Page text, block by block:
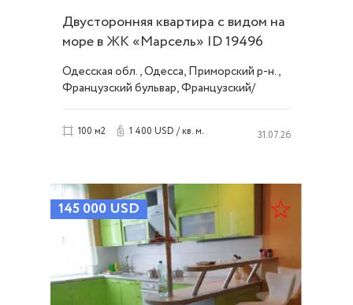
Двусторонняя квартира с видом на
море в ЖК «Марсель» ID 19496
Одесская обл., Одесса, Приморский р-н.,
Французский бульвар, Французский/
100 м2 1 400 USD / кв. м. 31.07.26
145 000 USD